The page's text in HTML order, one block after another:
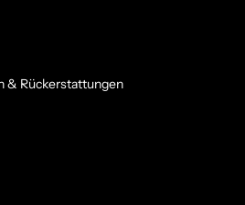
& Rückerstattungen